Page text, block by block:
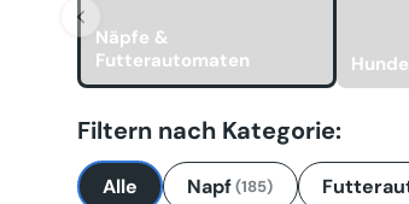
Näpfe &
Futterautomaten
Filtern nach Kategorie:
Alle Napf(185)